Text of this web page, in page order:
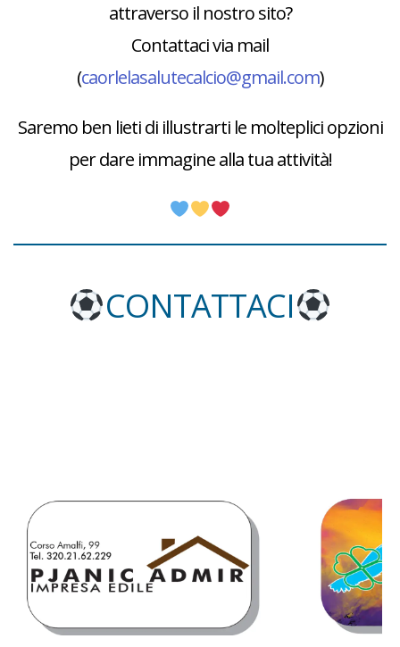
attraverso il nostro sito?
Contattaci via mail
(caorlelasalutecalcio@gmail.com)
Saremo ben lieti di illustrarti le molteplici opzioni
per dare immagine alla tua attività!
CONTATTACI